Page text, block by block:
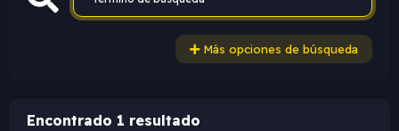
Más opciones de búsqueda
Encontrado 1 resultado